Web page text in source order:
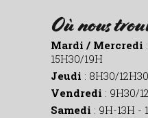
Où nous
Mardi / Mercredi
15H30/19H
Jeudi : 8H30/
Vendredi : 9H30/
Samedi : 9H-13H -